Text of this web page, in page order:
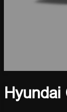
Hyundai